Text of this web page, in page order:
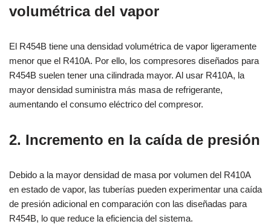
volumétrica del vapor
El R454B tiene una densidad volumétrica de vapor ligeramente
menor que el R410A. Por ello, los compresores diseñados para
R454B suelen tener una cilindrada mayor. Al usar R410A, la
mayor densidad suministra más masa de refrigerante,
aumentando el consumo eléctrico del compresor.
2. Incremento en la caída de presión
Debido a la mayor densidad de masa por volumen del R410A
en estado de vapor, las tuberías pueden experimentar una caída
de presión adicional en comparación con las diseñadas para
R454B, lo que reduce la eficiencia del sistema.